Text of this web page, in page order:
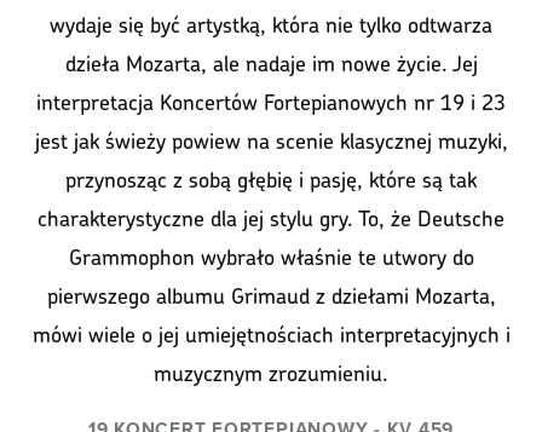
wydaje się być artystką, która nie tylko odtwarza
dzieła Mozarta, ale nadaje im nowe życie. Jej
interpretacja Koncertów Fortepianowych nr 19 i 23
jest jak świeży powiew na scenie klasycznej muzyki,
przynosząc z sobą głębię i pasję, które są tak
charakterystyczne dla jej stylu gry. To, że Deutsche
Grammophon wybrało właśnie te utwory do
pierwszego albumu Grimaud z dziełami Mozarta,
mówi wiele o jej umiejętnościach interpretacyjnych i
muzycznym zrozumieniu.